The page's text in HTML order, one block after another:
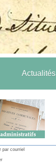
Actualités
par courriel